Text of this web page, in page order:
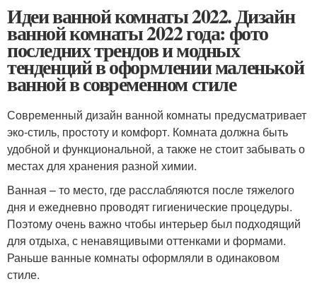
Идеи ванной комнаты 2022. Дизайн
ванной комнаты 2022 года: фото
последних трендов и модных
тенденций в оформлении маленькой
ванной в современном стиле
Современный дизайн ванной комнаты предусматривает
эко-стиль, простоту и комфорт. Комната должна быть
удобной и функциональной, а также не стоит забывать о
местах для хранения разной химии.
Ванная – то место, где расслабляются после тяжелого
дня и ежедневно проводят гигиенические процедуры.
Поэтому очень важно чтобы интерьер был подходящий
для отдыха, с ненавящивыми оттенками и формами.
Раньше ванные комнаты оформляли в одинаковом
стиле.